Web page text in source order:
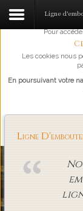
L'abus d'alcool
Pour
Les cookies nous
En poursuivant votre
Loading...
Ligne
Ligne